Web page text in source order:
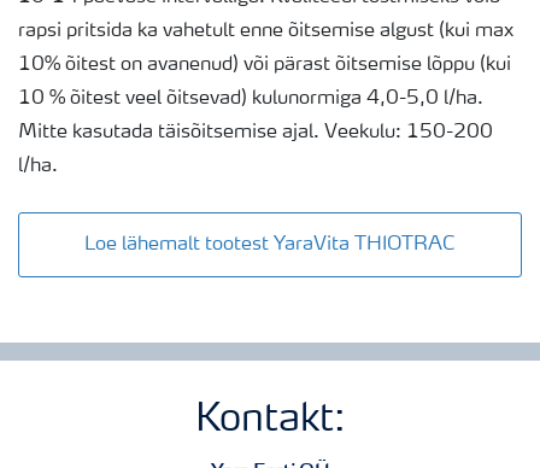
rapsi pritsida ka vahetult enne õitsemise algust (kui max
10% õitest on avanenud) või pärast õitsemise lõppu (kui
10 % õitest veel õitsevad) kulunormiga 4,0-5,0 l/ha.
Mitte kasutada täisõitsemise ajal. Veekulu: 150-200
l/ha.
Loe lähemalt tootest YaraVita THIOTRAC
Kontakt: